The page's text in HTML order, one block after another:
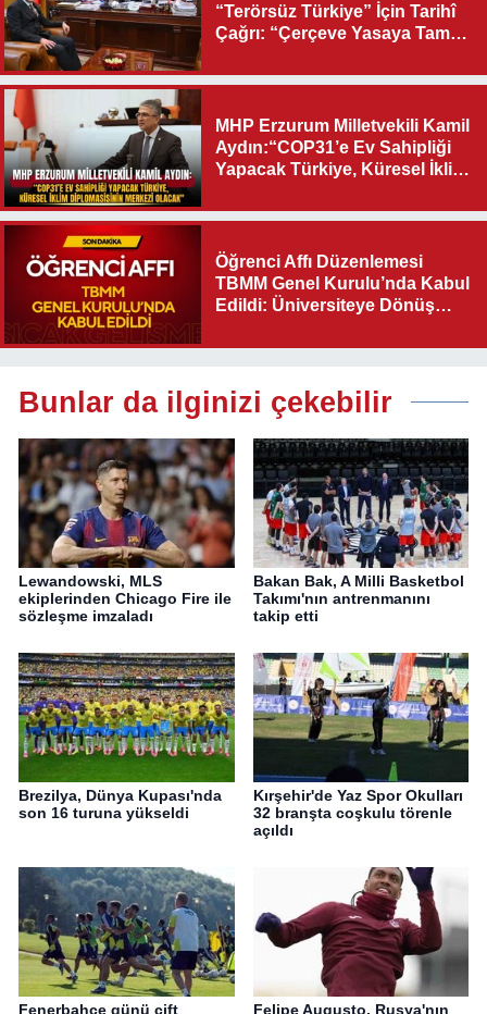
“Terörsüz Türkiye” İçin Tarihî
Çağrı: “Çerçeve Yasaya Tam
MHP Erzurum Milletvekili Kamil
Aydın:“COP31’e Ev Sahipliği
Yapacak Türkiye, Küresel İklim
Olacak"
Öğrenci Affı Düzenlemesi
TBMM Genel Kurulu’nda Kabul
Edildi: Üniversiteye Dönüş
Bunlar da ilginizi çekebilir
Lewandowski, MLS
ekiplerinden Chicago Fire ile
sözleşme imzaladı
Bakan Bak, A Milli Basketbol
Takımı'nın antrenmanını
takip etti
Brezilya, Dünya Kupası'nda
son 16 turuna yükseldi
Kırşehir'de Yaz Spor Okulları
32 branşta coşkulu törenle
açıldı
Fenerbahçe günü çift Felipe Augusto, Rusya'nın